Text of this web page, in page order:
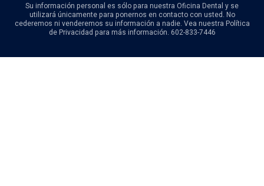
Su información personal es sólo para nuestra Oficina Dental y se
utilizará únicamente para ponernos en contacto con usted. No
cederemos ni venderemos su información a nadie. Vea nuestra Política
de Privacidad para más información. 602-833-7446